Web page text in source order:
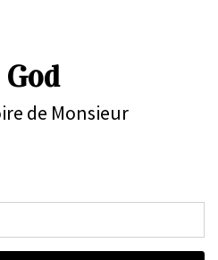
de Monsieur